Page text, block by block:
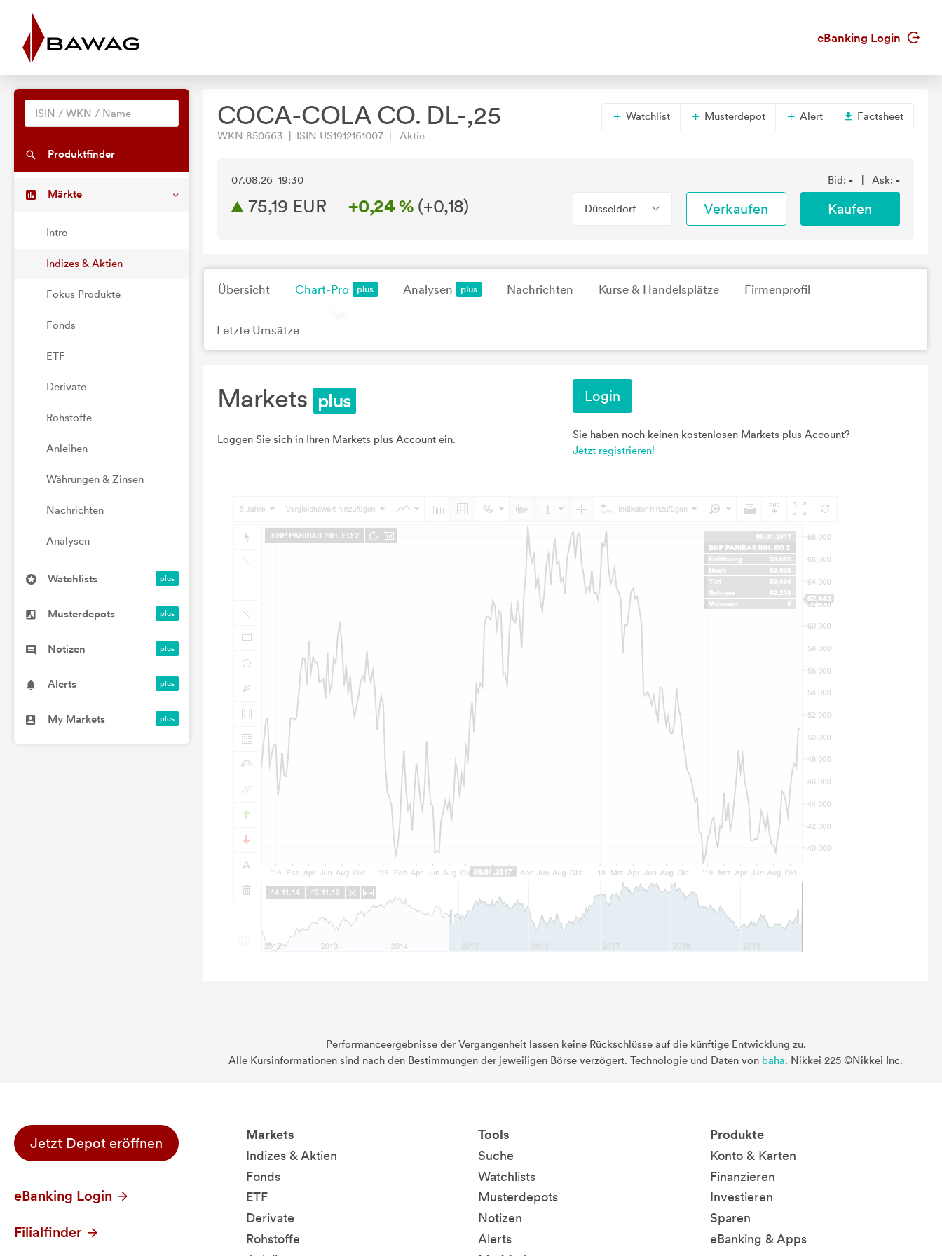
eBanking Login
Produktfinder
Märkte
Intro
Indizes & Aktien
Fokus Produkte
Fonds
ETF
Derivate
Rohstoffe
Anleihen
Währungen & Zinsen
Nachrichten
Analysen
Watchlists
Musterdepots
Notizen
Alerts
My Markets
COCA-COLA CO. DL-,25
WKN 850663 | ISIN US1912161007 | Aktie
Watchlist Musterdepot Alert Factsheet
07.08.26 19:30 Bid: - | Ask: -
75,19 EUR +0,24 % (+0,18) Düsseldorf Verkaufen Kaufen
Übersicht Chart-Pro Analysen Nachrichten Kurse & Handelsplätze Firmenprofil
Letzte Umsätze
Markets
Loggen Sie sich in Ihren Markets plus Account ein.
Login
Sie haben noch keinen kostenlosen Markets plus Account?
Jetzt registrieren!
Performanceergebnisse der Vergangenheit lassen keine Rückschlüsse auf die künftige Entwicklung zu.
Alle Kursinformationen sind nach den Bestimmungen der jeweiligen Börse verzögert. Technologie und Daten von baha. Nikkei 225 ©Nikkei Inc.
Jetzt Depot eröffnen
eBanking Login
Filialfinder
Markets
Indizes & Aktien
Fonds
ETF
Derivate
Rohstoffe
Tools
Suche
Watchlists
Musterdepots
Notizen
Alerts
Produkte
Konto & Karten
Finanzieren
Investieren
Sparen
eBanking & Apps